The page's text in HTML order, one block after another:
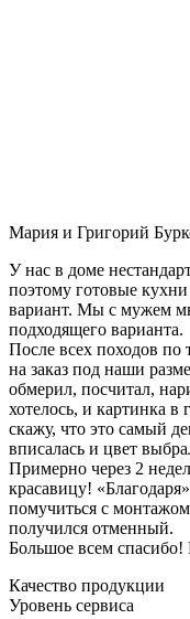
Мария и Григорий
У нас в доме
поэтому готовые
вариант. Мы с мужем
подходящего варианта.
После всех походов
на заказ под наши
обмерил, посчитал,
хотелось, и картинка в
скажу, что это самый
вписалась и цвет
Примерно через 2
красавицу!
помучиться с
получился отменный.
Большое всем
Качество продукции
Уровень сервиса